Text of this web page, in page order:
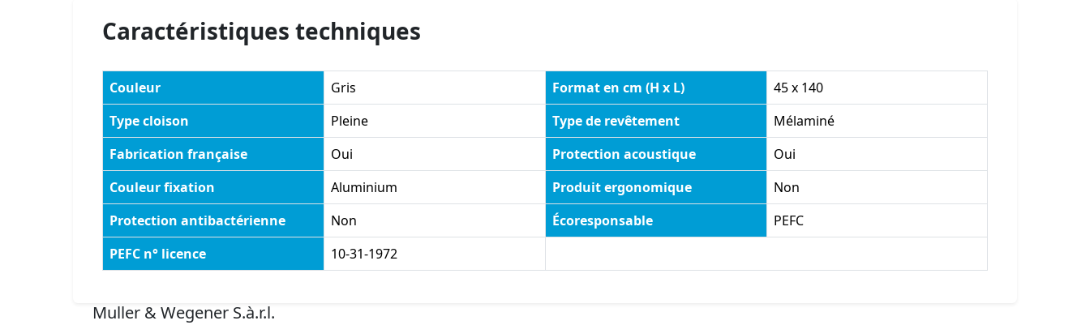
Caractéristiques techniques
Couleur Gris Format en cm (H x L)
45 x 140
Type cloison
Pleine Type de revêtement
Mélaminé
Fabrication française
Oui Protection acoustique
Oui
Couleur fixation
Aluminium Produit ergonomique
Non
Protection antibactérienne
Non Écoresponsable
PEFC
PEFC n° licence
10-31-1972
Muller & Wegener S.à.r.l.